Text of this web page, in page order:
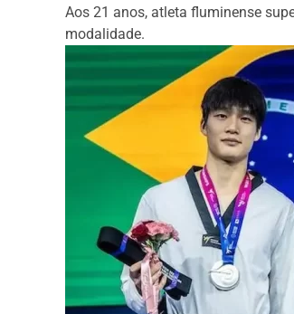
Aos 21 anos, atleta fluminense
modalidade.